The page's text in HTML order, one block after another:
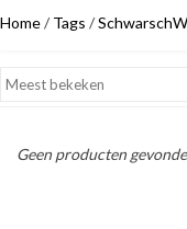
Home/ Tags /
Geen producten